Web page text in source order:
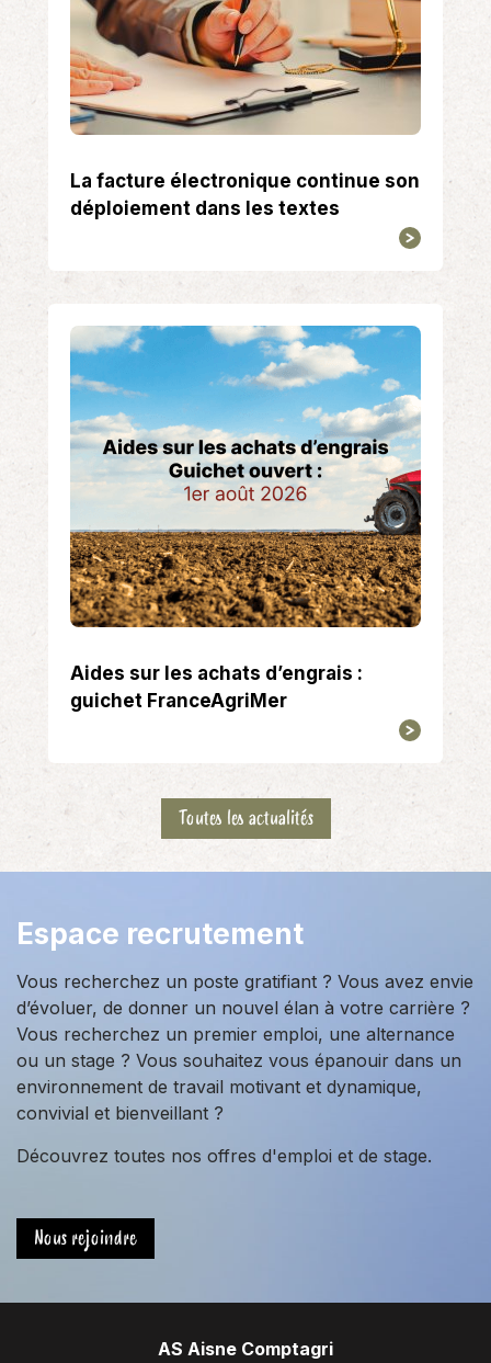
La facture électronique continue son
déploiement dans les textes
Aides sur les achats d’engrais :
guichet FranceAgriMer
Toutes les actualités
Espace recrutement
Vous recherchez un poste gratifiant ? Vous avez envie
d’évoluer, de donner un nouvel élan à votre carrière ?
Vous recherchez un premier emploi, une alternance
ou un stage ? Vous souhaitez vous épanouir dans un
environnement de travail motivant et dynamique,
convivial et bienveillant ?
Découvrez toutes nos offres d'emploi et de stage.
Nous rejoindre
AS Aisne Comptagri